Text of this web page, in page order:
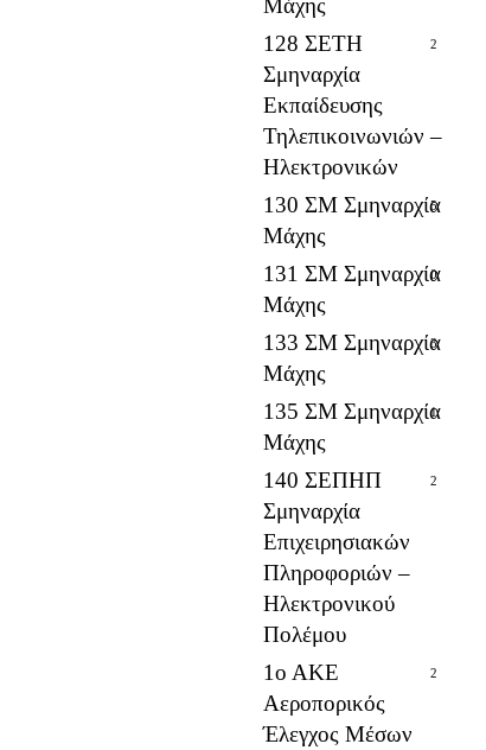
Μάχης
128 ΣΕΤΗ
Σμηναρχία
Εκπαίδευσης
Τηλεπικοινωνιών –
Ηλεκτρονικών
2
130 ΣΜ Σμηναρχία
Μάχης
5
131 ΣΜ Σμηναρχία
Μάχης
0
133 ΣΜ Σμηναρχία
Μάχης
3
135 ΣΜ Σμηναρχία
Μάχης
1
140 ΣΕΠΗΠ
Σμηναρχία
Επιχειρησιακών
Πληροφοριών –
Ηλεκτρονικού
Πολέμου
2
1ο ΑΚΕ
Αεροπορικός
Έλεγχος Μέσων
2